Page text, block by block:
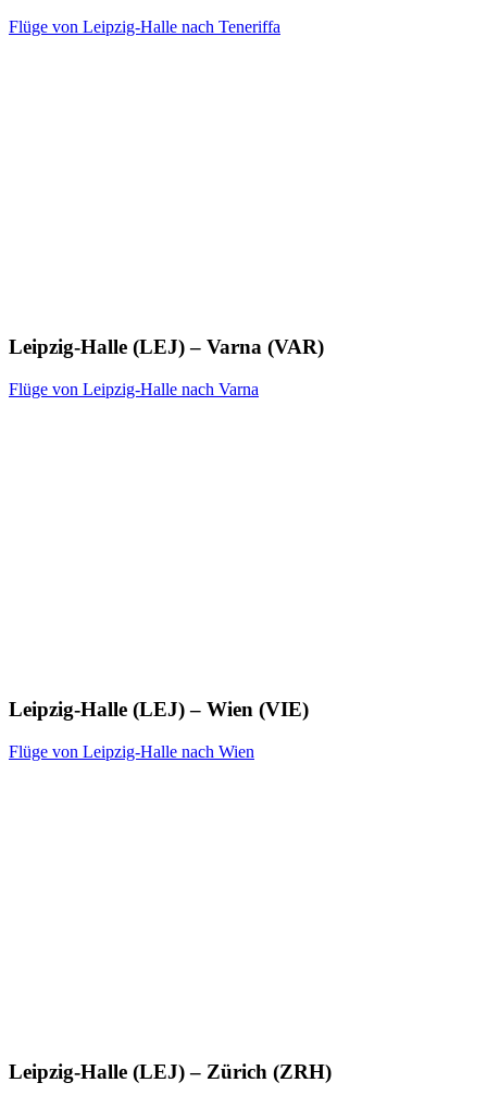
Flüge von Leipzig-Halle nach Teneriffa
Leipzig-Halle (LEJ) – Varna (VAR)
Flüge von Leipzig-Halle nach Varna
Leipzig-Halle (LEJ) – Wien (VIE)
Flüge von Leipzig-Halle nach Wien
Leipzig-Halle (LEJ) – Zürich (ZRH)